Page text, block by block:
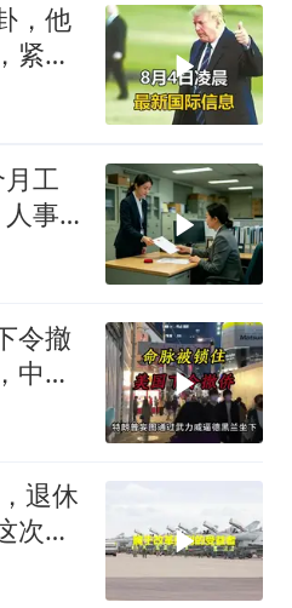
，他
紧急
工
事
令撤
中国
退休
次站